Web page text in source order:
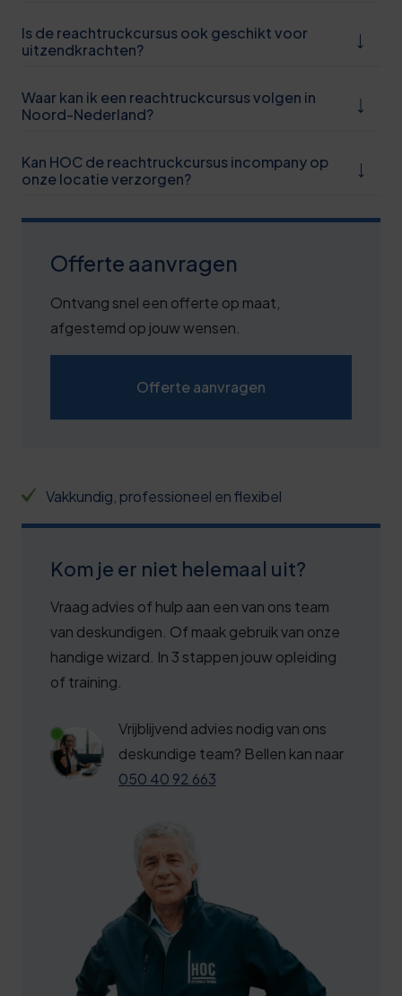
Is de reachtruckcursus ook geschikt voor
uitzendkrachten?
Waar kan ik een reachtruckcursus volgen in
Noord-Nederland?
Kan HOC de reachtruckcursus incompany op
onze locatie verzorgen?
Offerte aanvragen
Ontvang snel een offerte op maat,
afgestemd op jouw wensen.
Offerte aanvragen
Vakkundig, professioneel en flexibel
Kom je er niet helemaal uit?
Vraag advies of hulp aan een van ons team
van deskundigen. Of maak gebruik van onze
handige wizard. In 3 stappen jouw opleiding
of training.
Vrijblijvend advies nodig van ons
deskundige team? Bellen kan naar
050 40 92 663
1
2
3
3
4
5
6
7
8
1
1
6
1
6
1
7
2
7
2
7
8
8
3
8
3
9
4
4
9
0
5